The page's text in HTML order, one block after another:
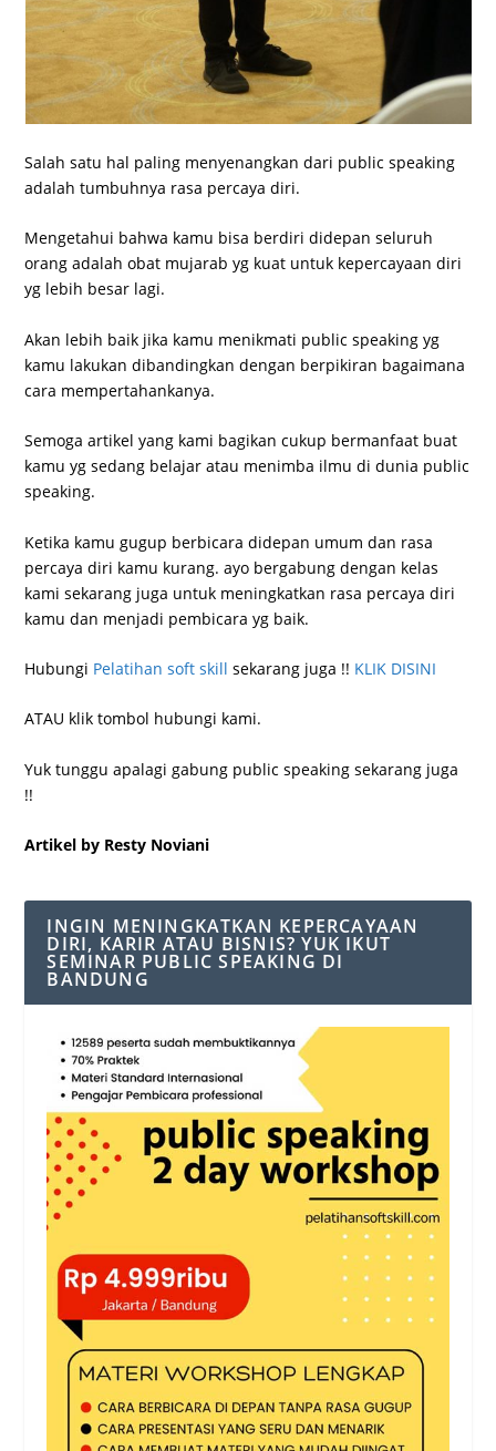
Salah satu hal paling menyenangkan dari public speaking
adalah tumbuhnya rasa percaya diri.
Mengetahui bahwa kamu bisa berdiri didepan seluruh
orang adalah obat mujarab yg kuat untuk kepercayaan diri
yg lebih besar lagi.
Akan lebih baik jika kamu menikmati public speaking yg
kamu lakukan dibandingkan dengan berpikiran bagaimana
cara mempertahankanya.
Semoga artikel yang kami bagikan cukup bermanfaat buat
kamu yg sedang belajar atau menimba ilmu di dunia public
speaking.
Ketika kamu gugup berbicara didepan umum dan rasa
percaya diri kamu kurang. ayo bergabung dengan kelas
kami sekarang juga untuk meningkatkan rasa percaya diri
kamu dan menjadi pembicara yg baik.
Hubungi Pelatihan soft skill sekarang juga !! KLIK DISINI
ATAU klik tombol hubungi kami.
Yuk tunggu apalagi gabung public speaking sekarang juga
!!
Artikel by Resty Noviani
INGIN MENINGKATKAN KEPERCAYAAN
DIRI, KARIR ATAU BISNIS? YUK IKUT
SEMINAR PUBLIC SPEAKING DI
BANDUNG